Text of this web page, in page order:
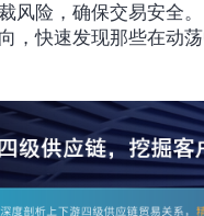
风险，确保交易安全
，快速发现那些在动